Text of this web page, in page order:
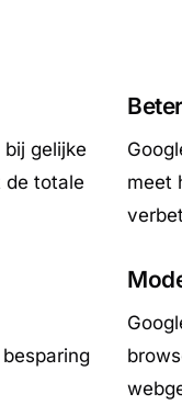
bij gelijke
de totale
meet